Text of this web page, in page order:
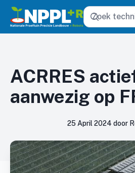
Zoeken
ACRRES
aanwezig op
25 April 2024 door